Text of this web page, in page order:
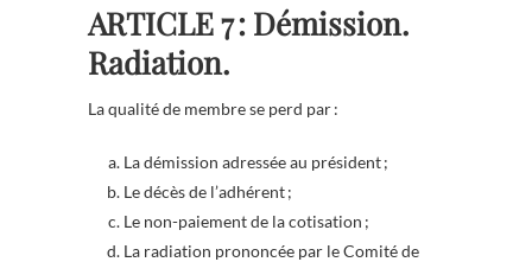
ARTICLE 7 : Démission.
Radiation.
La qualité de membre se perd par :
La démission adressée au président ;
Le décès de l’adhérent ;
Le non-paiement de la cotisation ;
La radiation prononcée par le Comité de